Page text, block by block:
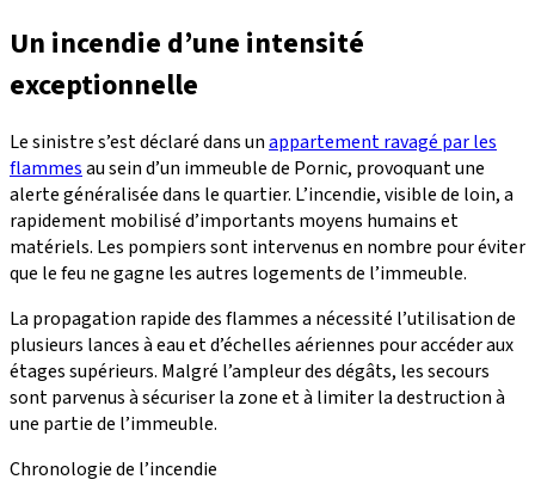
Un incendie d’une intensité
exceptionnelle
Le sinistre s’est déclaré dans unappartement ravagé par les
flammesau sein d’un immeuble de Pornic, provoquant une
alerte généralisée dans le quartier. L’incendie, visible de loin, a
rapidement mobilisé d’importants moyens humains et
matériels. Les pompiers sont intervenus en nombre pour éviter
que le feu ne gagne les autres logements de l’immeuble.
La propagation rapide des flammes a nécessité l’utilisation de
plusieurs lances à eau et d’échelles aériennes pour accéder aux
étages supérieurs. Malgré l’ampleur des dégâts, les secours
sont parvenus à sécuriser la zone et à limiter la destruction à
une partie de l’immeuble.
Chronologie de l’incendie